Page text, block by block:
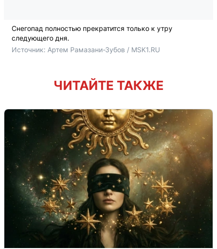
Снегопад полностью прекратится только к утру
следующего дня.
Источник: Артем Рамазани-Зубов / MSK1.RU
ЧИТАЙТЕ ТАКЖЕ